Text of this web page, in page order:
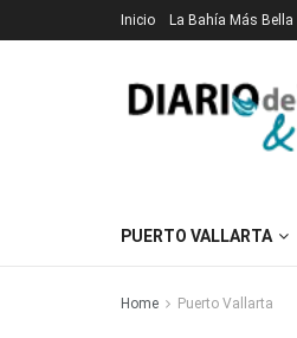
Inicio La Bahía Más Bella
PUERTO VALLARTA
Home Puerto Vallarta